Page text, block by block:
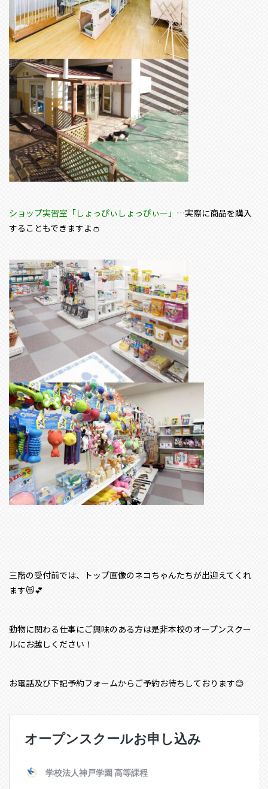
ショップ実習室「しょっぴぃしょっぴぃー」 …実際に商品を購入
することもできますよ👛
三階の受付前では、トップ画像のネコちゃんたちが出迎えてくれ
ます😻💕
動物に関わる仕事にご興味のある方は是非本校のオープンスクー
ルにお越しください！
お電話及び下記予約フォームからご予約お待ちしております😊